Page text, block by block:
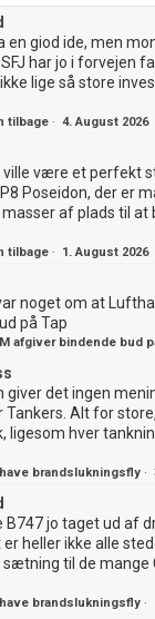
en giod ide, men
har jo i forvejen
lige så store
tilbage ·4. August 2026
ville være et perfekt
Poseidon, der er
af plads til at
tilbage · 1. August 2026
noget om at
på Tap
afgiver bindende bud
giver det ingen
Tankers. Alt for
ligesom hver
brandslukningsfly ·
B747 jo taget ud af
heller ikke alle
sætning til de mange
brandslukningsfly ·